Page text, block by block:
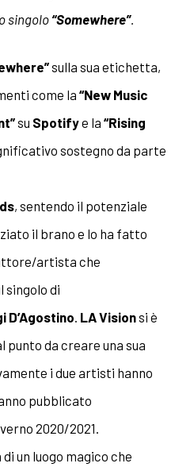
singolo“Somewhere”.
sulla sua etichetta,
come la “New Music
su Spotifye la “Rising
sostegno da parte
, sentendo il potenziale
il brano e lo ha fatto
artista che
singolo di
D’Agostino. LA Visionsi è
punto da creare una sua
i due artisti hanno
pubblicato
2020/2021.
un luogo magico che